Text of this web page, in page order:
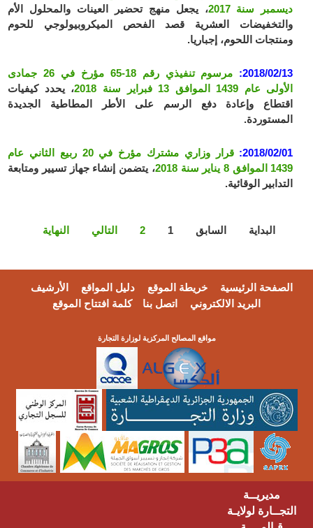
ديسمبر سنة 2017
، يجعل منهج تحضير العينات والمحلول الأم
والتخفيضات العشرية قصد الفحص الميكروبيولوجي للحوم
ومنتجات اللحوم، إجباريا.
2018/02/13:
مرسوم تنفيذي رقم 18-65 مؤرخ في 26 جمادى
الأولى عام 1439 الموافق 13 فبراير سنة 2018
، يحدد كيفيات
اقتطاع وإعادة دفع الرسم على الأطر المطاطية الجديدة
المستوردة.
2018/02/01:
قرار وزاري مشترك مؤرخ في 20 ربيع الثاني عام
1439 الموافق 8 يناير سنة 2018
، يتضمن إنشاء جهاز تسيير ومتابعة
التدابير الوقائية.
البداية السابق 1
2 التالي النهاية
الصفحة الرئيسية خريطة الموقع دليل المواقع
الأرشيف
البريد الالكتروني
اتصل بنا كلمة افتتاح الموقع
مواقع المصالح المركزية لوزارة التجارة
مديريــة
التجــارة لولايـة